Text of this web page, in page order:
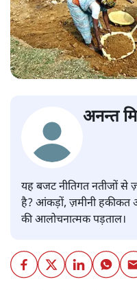
अनन्त
यह बजट नीतिगत नतीजों से
है? आंकड़ों, ज़मीनी हकीकत
की आलोचनात्मक पड़ताल।